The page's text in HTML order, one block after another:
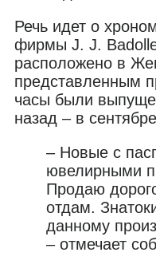
Речь идет о
фирмы J. J.
расположено в
представленным
часы были
назад – в
– Новые с
ювелирными
Продаю
отдам.
данному
– отмечает